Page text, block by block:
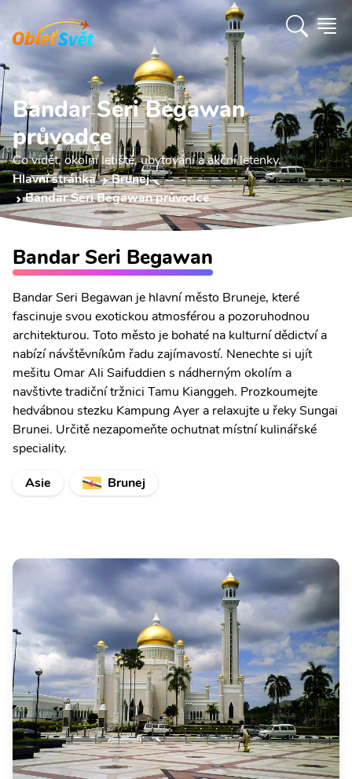
Bandar Seri Begawan
průvodce
Co vidět, okolní letiště, ubytování a akční letenky.
Hlavní stránka
Brunej
Bandar Seri Begawan průvodce
Bandar Seri Begawan
Bandar Seri Begawan je hlavní město Bruneje, které
fascinuje svou exotickou atmosférou a pozoruhodnou
architekturou. Toto město je bohaté na kulturní dědictví a
nabízí návštěvníkům řadu zajímavostí. Nenechte si ujít
mešitu Omar Ali Saifuddien s nádherným okolím a
navštivte tradiční tržnici Tamu Kianggeh. Prozkoumejte
hedvábnou stezku Kampung Ayer a relaxujte u řeky Sungai
Brunei. Určitě nezapomeňte ochutnat místní kulinářské
speciality.
Asie
Brunej